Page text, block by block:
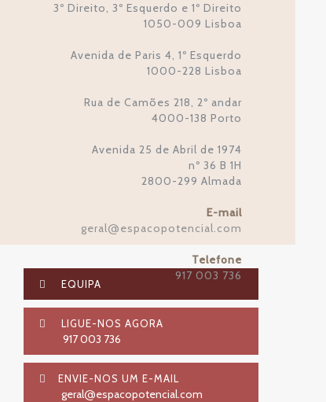
3º Direito, 3º Esquerdo e 1º Direito
1050-009 Lisboa
Avenida de Paris 4, 1º Esquerdo
1000-228 Lisboa
Rua de Camões 218, 2º andar
4000-138 Porto
Avenida 25 de Abril de 1974
nº 36 B 1H
2800-299 Almada
E-mail
geral@espacopotencial.com
Telefone
917 003 736
EQUIPA
LIGUE-NOS AGORA
917 003 736
ENVIE-NOS UM E-MAIL
geral@espacopotencial.com